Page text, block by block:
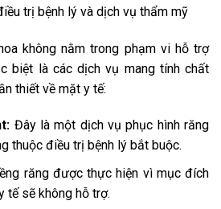
trị bệnh lý và dịch vụ thẩm mỹ
không nằm trong phạm vi hỗ trợ
biệt là các dịch vụ mang tính chất
thiết về mặt y tế:
Đây là một dịch vụ phục hình răng
thuộc điều trị bệnh lý bắt buộc.
răng được thực hiện vì mục đích
tế sẽ không hỗ trợ.